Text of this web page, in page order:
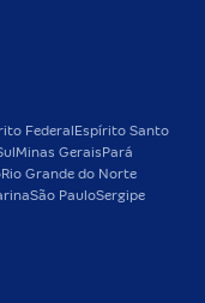
Federal Espírito Santo
Minas Gerais Pará
Rio Grande do Norte
São PauloSergipe